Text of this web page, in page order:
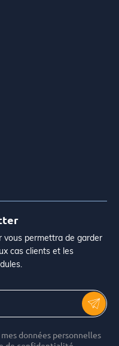
vous permettra de garder
cas clients et les
données personnelles